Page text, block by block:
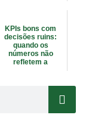
KPIs bons com
decisões ruins:
quando os
números não
refletem a